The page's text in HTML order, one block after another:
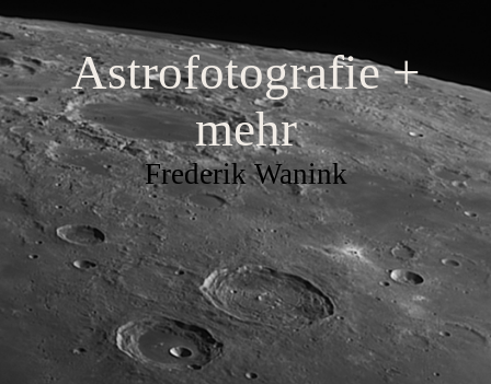
Astrofotografie +
mehr
Frederik Wanink